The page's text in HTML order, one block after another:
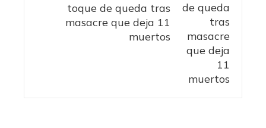
toque de queda tras
masacre que deja 11
muertos